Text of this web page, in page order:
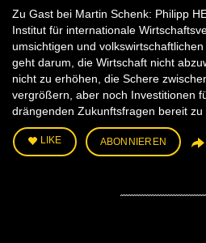
Zu Gast bei Martin Schenk: Philipp
Institut für internationale
umsichtigen und
geht darum, die Wirtschaft nicht
nicht zu erhöhen, die Schere
vergrößern, aber noch Investitionen
drängenden Zukunftsfragen bereit zu
LIKE ABONNIEREN